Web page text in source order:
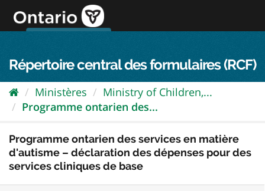
directement
au
Répertoire central des formulaires (RCF)
Ministères
Ministry of Children,...
Programme ontarien des...
Programme ontarien des services en matière
d'autisme – déclaration des dépenses pour des
services cliniques de base